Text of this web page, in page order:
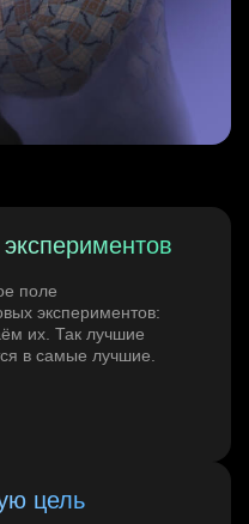
поле
экспериментов:
их. Так лучшие
в самые лучшие.
цель